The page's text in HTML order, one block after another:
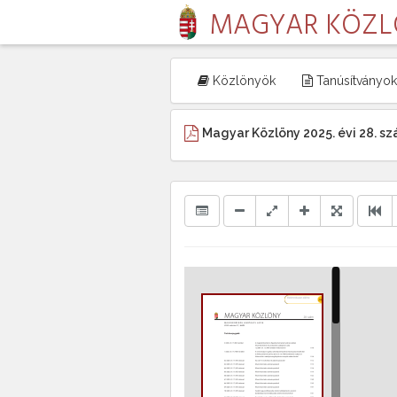
MAGYAR
Közlönyök Tanúsítványok
Magyar Közlöny 2025. évi 28.